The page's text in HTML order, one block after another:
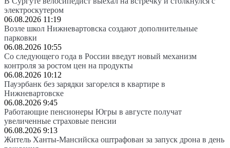
электроскутером
06.08.2026 11:19
Возле школ Нижневартовска создают дополнительные
парковки
06.08.2026 10:55
Со следующего года в России введут новый механизм
контроля за ростом цен на продукты
06.08.2026 10:12
Пауэрбанк без зарядки загорелся в квартире в
Нижневартовске
06.08.2026 9:45
Работающие пенсионеры Югры в августе получат
увеличенные страховые пенсии
06.08.2026 9:13
Житель Ханты-Мансийска оштрафован за запуск дрона в день